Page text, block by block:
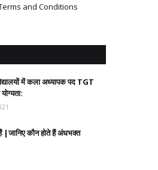
and Conditions
में कला अध्यापक पद TGT
कौन होते हैं अंधभक्त